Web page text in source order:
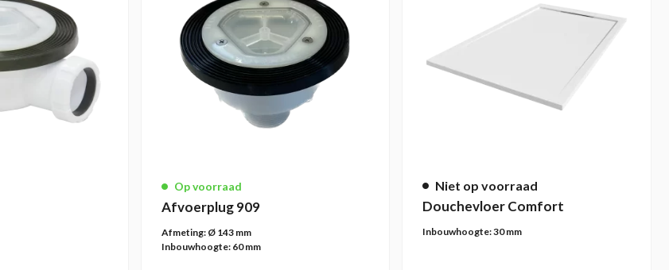
Op voorraad
Afvoerplug 909
Afmeting: Ø 143 mm
Inbouwhoogte: 60 mm
Niet op voorraad
Douchevloer Comfort
Inbouwhoogte:30 mm
Deze
productpagina